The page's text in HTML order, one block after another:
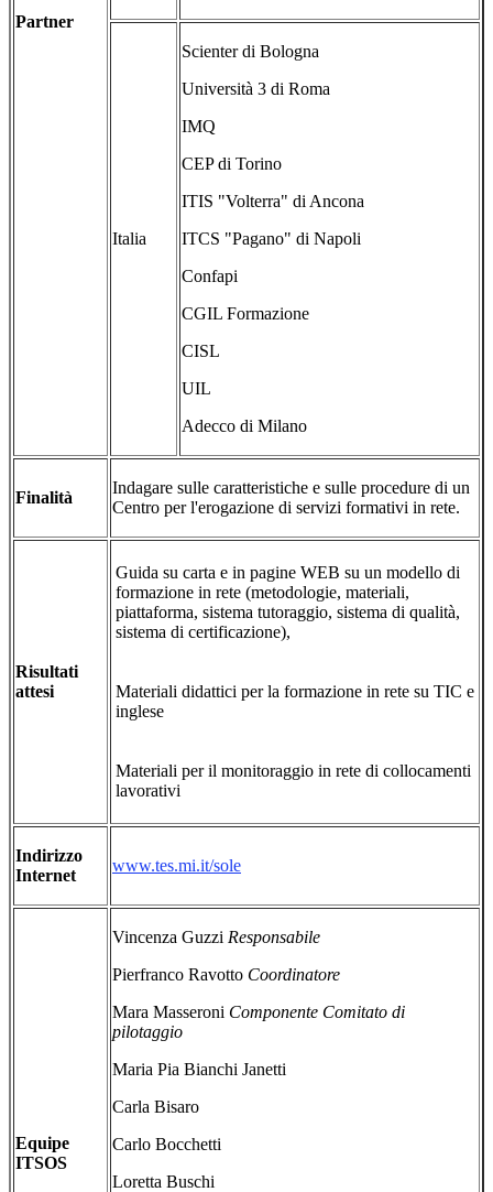
Partner
Italia
Scienter di Bologna
Università 3 di Roma
IMQ
CEP di Torino
ITIS "Volterra" di Ancona
ITCS "Pagano" di Napoli
Confapi
CGIL Formazione
CISL
UIL
Adecco di Milano
Finalità
Indagare sulle caratteristiche e sulle procedure di un
Centro per l'erogazione di servizi formativi in rete.
Risultati
attesi
Guida su carta e in pagine WEB su un modello di
formazione in rete (metodologie, materiali,
piattaforma, sistema tutoraggio, sistema di qualità,
sistema di certificazione),
Materiali didattici per la formazione in rete su TIC e
inglese
Materiali per il monitoraggio in rete di collocamenti
lavorativi
Indirizzo
Internet
www.tes.mi.it/sole
Equipe
ITSOS
Vincenza Guzzi Responsabile
Pierfranco Ravotto Coordinatore
Mara Masseroni Componente Comitato di
pilotaggio
Maria Pia Bianchi Janetti
Carla Bisaro
Carlo Bocchetti
Loretta Buschi